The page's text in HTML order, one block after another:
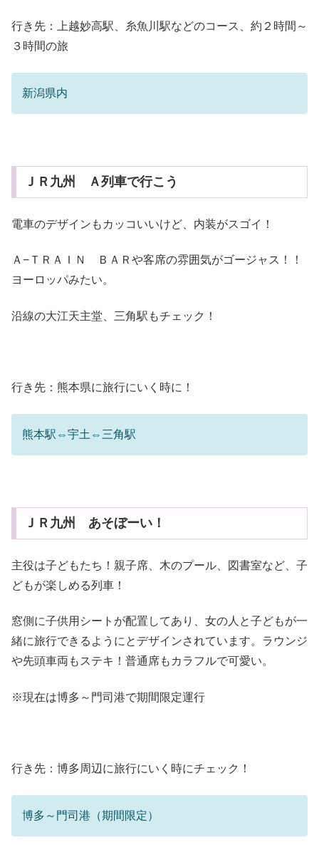
行き先：上越妙高駅、糸魚川駅などのコース、約２時間～
３時間の旅
新潟県内
ＪＲ九州 Ａ列車で行こう
電車のデザインもカッコいいけど、内装がスゴイ！
Ａ−ＴＲＡＩＮ ＢＡＲや客席の雰囲気がゴージャス！！
ヨーロッパみたい。
沿線の大江天主堂、三角駅もチェック！
行き先：熊本県に旅行にいく時に！
熊本駅⇔宇土⇔三角駅
ＪＲ九州 あそぼーい！
主役は子どもたち！親子席、木のプール、図書室など、子
どもが楽しめる列車！
窓側に子供用シートが配置してあり、女の人と子どもが一
緒に旅行できるようにとデザインされています。ラウンジ
や先頭車両もステキ！普通席もカラフルで可愛い。
※現在は博多～門司港で期間限定運行
行き先：博多周辺に旅行にいく時にチェック！
博多～門司港（期間限定）